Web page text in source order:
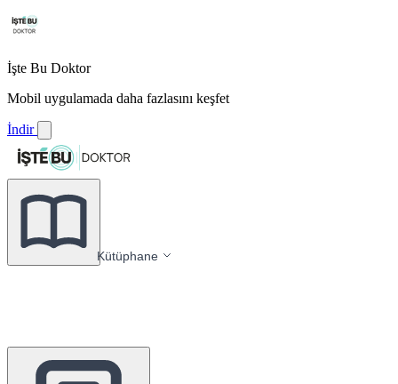
İşte Bu Doktor
Mobil uygulamada daha fazlasını keşfet
İndir
Kütüphane